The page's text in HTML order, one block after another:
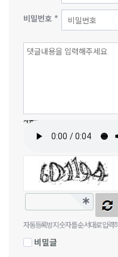
비밀번호 *
자동등록방지
자동등록방지 숫자를 순서대로 입력
비밀글